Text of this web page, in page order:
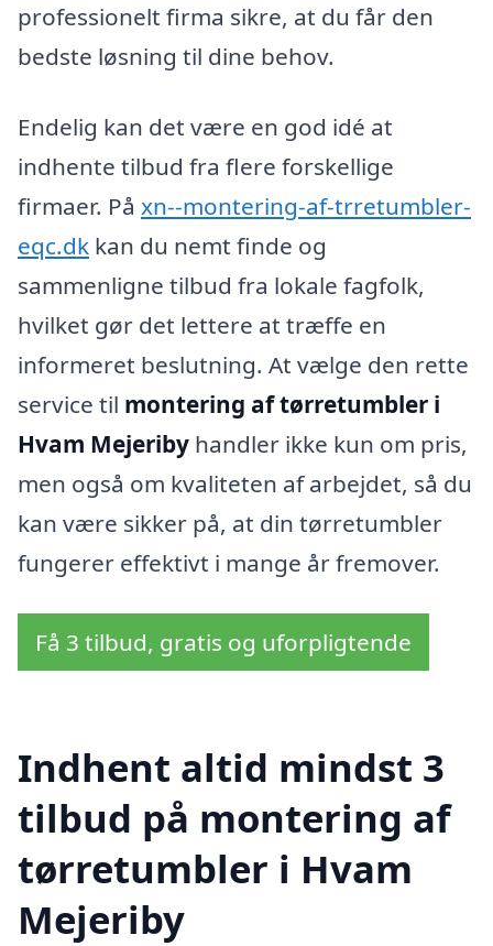
professionelt firma sikre, at du får den
bedste løsning til dine behov.
Endelig kan det være en god idé at
indhente tilbud fra flere forskellige
firmaer. På xn--montering-af-trretumbler-
eqc.dk kan du nemt finde og
sammenligne tilbud fra lokale fagfolk,
hvilket gør det lettere at træffe en
informeret beslutning. At vælge den rette
service til montering af tørretumbler i
Hvam Mejeriby handler ikke kun om pris,
men også om kvaliteten af arbejdet, så du
kan være sikker på, at din tørretumbler
fungerer effektivt i mange år fremover.
Få 3 tilbud, gratis og uforpligtende
Indhent altid mindst 3
tilbud på montering af
tørretumbler i Hvam
Mejeriby